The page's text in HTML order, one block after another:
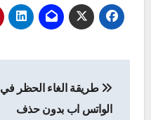
المقالات
طريقة الغاء الحظر في
الواتس اب بدون حذف